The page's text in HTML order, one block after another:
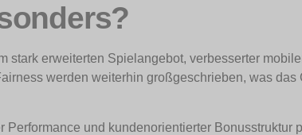
erweiterten Spielangebot, verbesserter
werden weiterhin großgeschrieben, was das
und kundenorientierter Bonusstruktur